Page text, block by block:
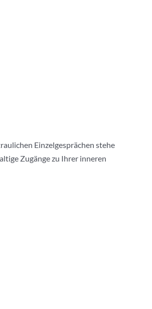
Einzelgesprächen stehe
Zugänge zu Ihrer inneren